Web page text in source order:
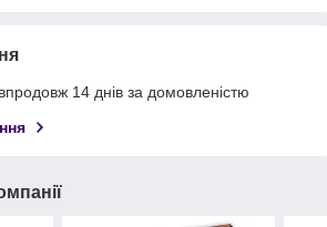
14 днів за домовленістю